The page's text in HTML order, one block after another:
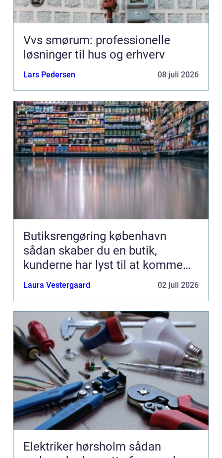
Vvs smørum: professionelle
løsninger til hus og erhverv
Lars Pedersen 08 juli 2026
Butiksrengøring københavn
sådan skaber du en butik,
kunderne har lyst til at komme
tilbage til
Laura Vestergaard 02 juli 2026
Elektriker hørsholm sådan